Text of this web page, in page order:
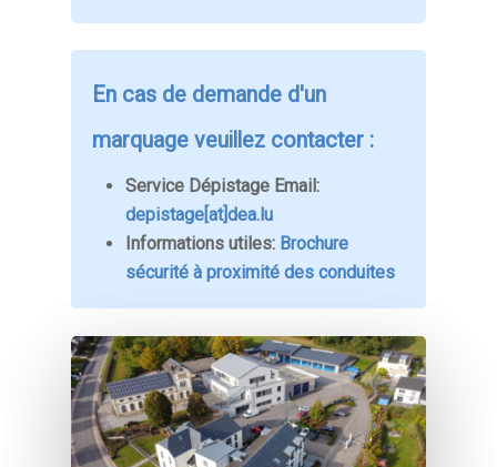
En cas de demande d'un
marquage veuillez contacter :
Service Dépistage Email:
depistage[at]dea.lu
Informations utiles: Brochure
sécurité à proximité des conduites